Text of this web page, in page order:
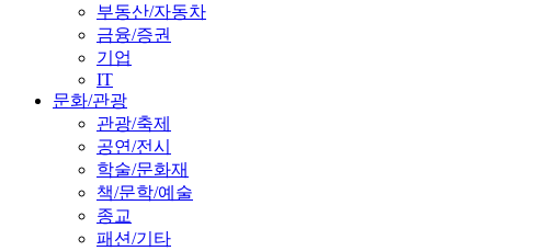
부동산/자동차
금융/증권
기업
IT
문화/관광
관광/축제
공연/전시
학술/문화재
책/문학/예술
종교
패션/기타